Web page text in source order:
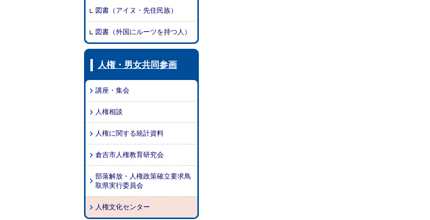
図書（アイヌ・先住民族）
図書（外国にルーツを持つ人）
人権・男女共同参画
講座・集会
人権相談
人権に関する統計資料
倉吉市人権教育研究会
部落解放・人権政策確立要求鳥
取県実行委員会
人権文化センター